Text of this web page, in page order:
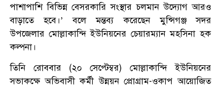
পাশাপাশি বিভিন্ন বেসরকারি সংস্থার চলমান উদ্যোগ আরও
বাড়াতে হবে।’ বলে মন্তব্য করেছেন মুন্সিগঞ্জ সদর
উপজেলার মোল্লাকান্দি ইউনিয়নের চেয়ারম্যান মহসিনা হক
কল্পনা।
তিনি রোববার (২০ সেপ্টেম্বর) মোল্লাকান্দি ইউনিয়নের
সভাকক্ষে অভিবাসী কর্মী উন্নয়ন প্রোগ্রাম-ওকাপ আয়োজিত